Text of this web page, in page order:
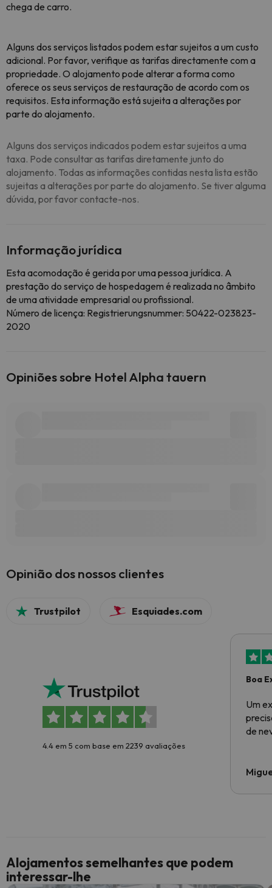
chega de carro.
Alguns dos serviços listados podem estar sujeitos a um custo
adicional. Por favor, verifique as tarifas directamente com a
propriedade. O alojamento pode alterar a forma como
oferece os seus serviços de restauração de acordo com os
requisitos. Esta informação está sujeita a alterações por
parte do alojamento.
Alguns dos serviços indicados podem estar sujeitos a uma
taxa. Pode consultar as tarifas diretamente junto do
alojamento. Todas as informações contidas nesta lista estão
sujeitas a alterações por parte do alojamento. Se tiver alguma
dúvida, por favor contacte-nos.
Informação jurídica
Esta acomodação é gerida por uma pessoa jurídica. A
prestação do serviço de hospedagem é realizada no âmbito
de uma atividade empresarial ou profissional.
Número de licença: Registrierungsnummer: 50422-023823-
2020
Opiniões sobre Hotel Alpha tauern
Opinião dos nossos clientes
Trustpilot Esquiades.com
4.4 em 5 com base em 2239 avaliações
Boa
Um
de
Alojamentos semelhantes que podem
interessar-lhe